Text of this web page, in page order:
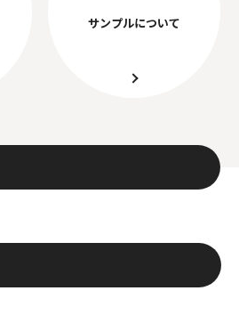
サンプルについて